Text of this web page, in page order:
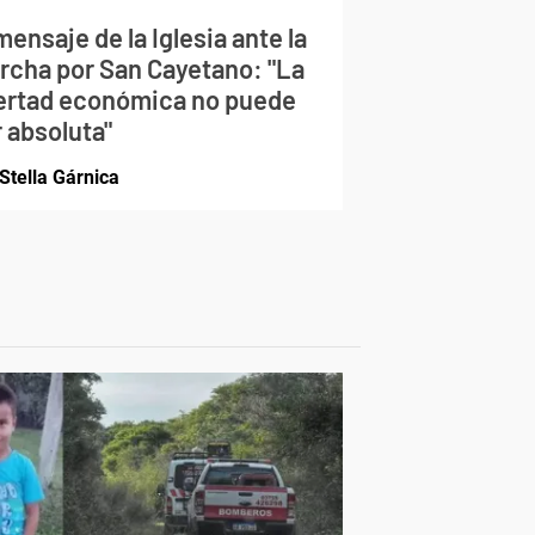
de la Iglesia ante la
por San Cayetano: "La
económica no puede
absoluta"
Stella Gárnica